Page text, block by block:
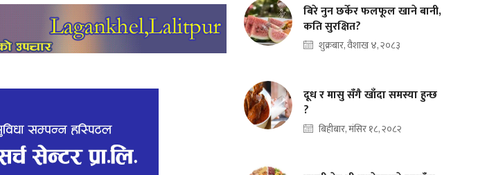
बिरे नुन छर्केर फलफूल खाने बानी,
कति सुरक्षित?
शुक्रबार, वैशाख ४, २०८३
दूध र मासु सँगै खाँदा समस्या हुन्छ
?
बिहीबार, मंसिर १८, २०८२